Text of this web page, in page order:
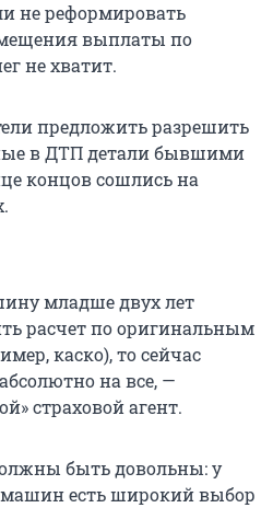
не реформировать
выплаты по
не хватит.
предложить разрешить
в ДТП детали бывшими
концов сошлись на
младше двух лет
расчет по оригинальным
каско), то сейчас
на все, —
страховой агент.
быть довольны: у
машин есть широкий выбор